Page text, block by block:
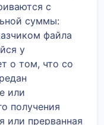
с
суммы:
файла
у
о том, что со
или
получения
или прерванная